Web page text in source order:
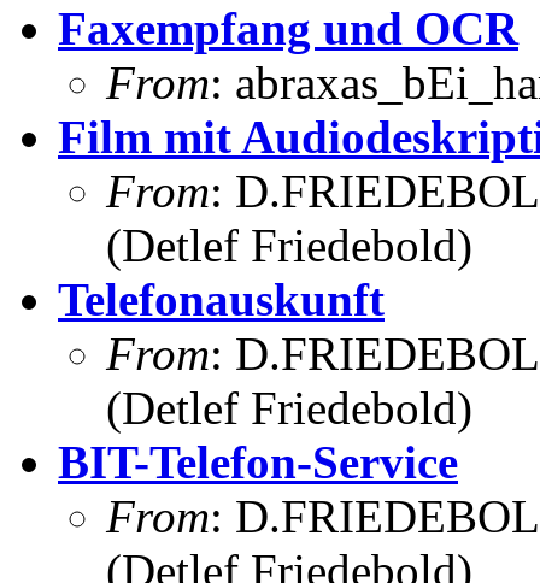
Faxempfang und OCR
From:
Film mit
From:
(Detlef Friedebold)
Telefonauskunft
From:
(Detlef Friedebold)
BIT-Telefon-Service
From:
(Detlef Friedebold)